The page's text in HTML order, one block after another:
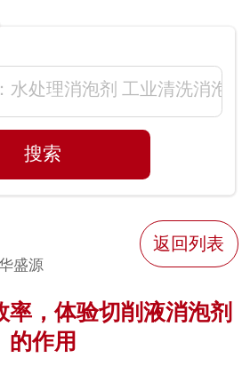
盛源
返回列表
，体验切削液消泡剂
的作用